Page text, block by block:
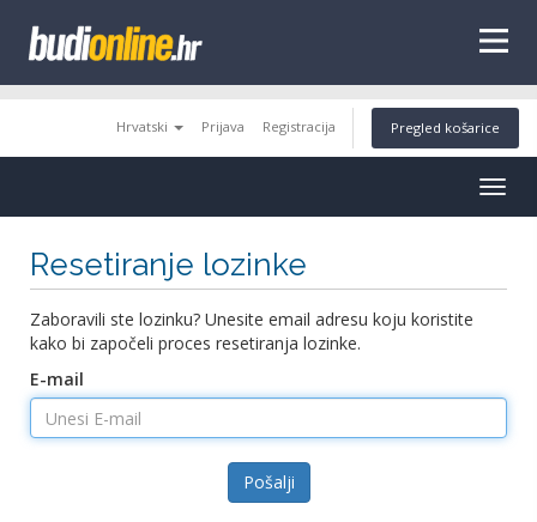
Hrvatski Prijava Registracija Pregled košarice
Resetiranje lozinke
Zaboravili ste lozinku? Unesite email adresu koju koristite
kako bi započeli proces resetiranja lozinke.
E-mail
Pošalji